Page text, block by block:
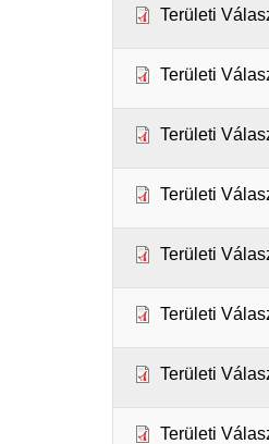
Területi
Területi
Területi
Területi
Területi
Területi
Területi
Területi